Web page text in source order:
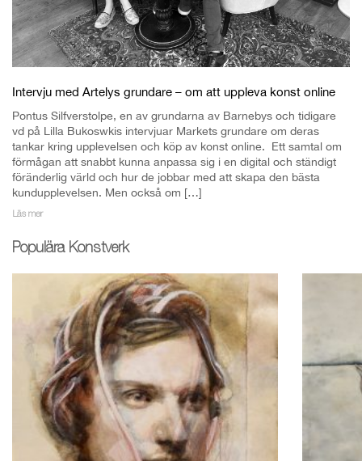
Intervju med Artelys grundare – om att uppleva konst online
Pontus Silfverstolpe, en av grundarna av Barnebys och tidigare
vd på Lilla Bukoswkis intervjuar Markets grundare om deras
tankar kring upplevelsen och köp av konst online. Ett samtal om
förmågan att snabbt kunna anpassa sig i en digital och ständigt
föränderlig värld och hur de jobbar med att skapa den bästa
kundupplevelsen. Men också om […]
Läs mer
Populära Konstverk